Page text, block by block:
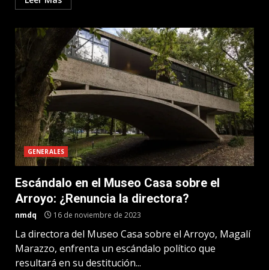
GENERALES
Escándalo en el Museo Casa sobre el
Arroyo: ¿Renuncia la directora?
nmdq 16 de noviembre de 2023
La directora del Museo Casa sobre el Arroyo, Magalí
Marazzo, enfrenta un escándalo político que
resultará en su destitución...